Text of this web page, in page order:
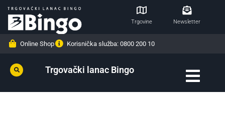
Trgovine Newsletter
Online Shop Korisnička služba: 0800 200 10
Trgovački lanac Bingo